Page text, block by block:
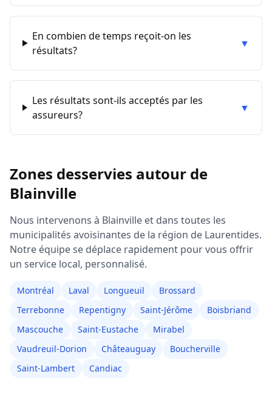
En combien de temps reçoit-on les
résultats?
▼
Les résultats sont-ils acceptés par les
assureurs?
▼
Zones desservies autour de
Blainville
Nous intervenons à Blainville et dans toutes les
municipalités avoisinantes de la région de Laurentides.
Notre équipe se déplace rapidement pour vous offrir
un service local, personnalisé.
Montréal Laval Longueuil
Brossard
Terrebonne
Repentigny Saint-Jérôme
Boisbriand
Mascouche
Saint-Eustache
Mirabel
Vaudreuil-Dorion
Châteauguay
Boucherville
Saint-Lambert
Candiac